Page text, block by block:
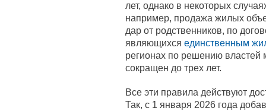
лет, однако в некоторых
например, продажа жилых
дар от родственников, по
являющихся единственным
регионах по решению
сокращен до трех лет.
Все эти правила действуют
Так, с 1 января 2026 года